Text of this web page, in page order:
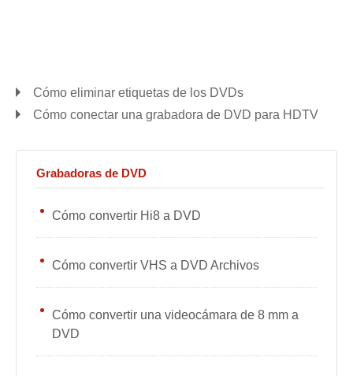
Cómo eliminar etiquetas de los DVDs
Cómo conectar una grabadora de DVD para HDTV
Grabadoras de DVD
Cómo convertir Hi8 a DVD
Cómo convertir VHS a DVD Archivos
Cómo convertir una videocámara de 8 mm a
DVD